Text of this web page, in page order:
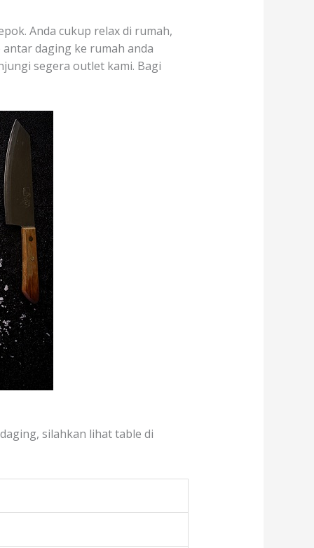
Anda cukup relax di rumah,
daging ke rumah anda
segera outlet kami. Bagi
silahkan lihat table di